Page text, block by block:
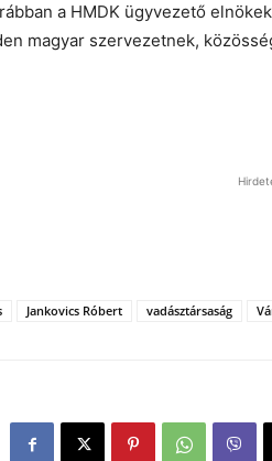
a HMDK ügyvezető
magyar szervezetnek,
Jankovics Róbert vadásztársaság